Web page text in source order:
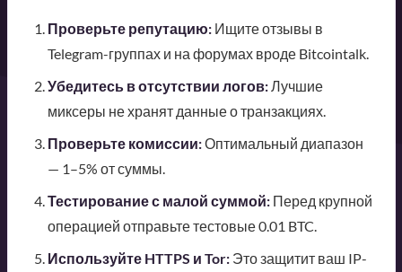
Проверьте репутацию:Ищите отзывы в
Telegram-группах и на форумах вроде Bitcointalk.
Убедитесь в отсутствии логов:Лучшие
миксеры не хранят данные о транзакциях.
Проверьте комиссии:Оптимальный диапазон
— 1–5% от суммы.
Тестирование с малой суммой:Перед крупной
операцией отправьте тестовые 0.01 BTC.
Используйте HTTPS и Tor:Это защитит ваш IP-